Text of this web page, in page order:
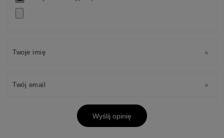
Twoje imię
Twój email
Wyślij opinię